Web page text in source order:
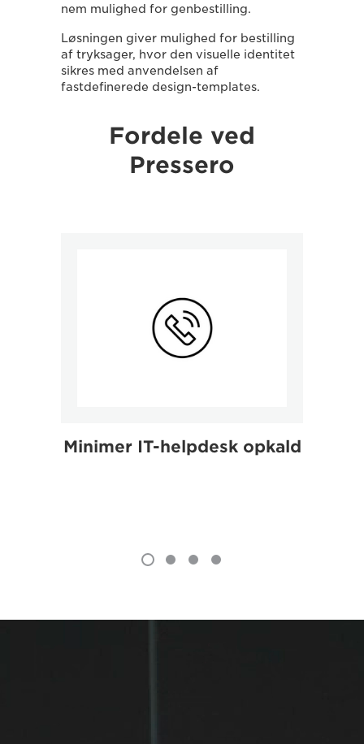
nem mulighed for genbestilling.
Løsningen giver mulighed for bestilling
af tryksager, hvor den visuelle identitet
sikres med anvendelsen af
fastdefinerede design-templates.
Fordele ved
Pressero
Minimer IT-helpdesk opkald